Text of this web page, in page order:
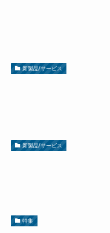
新製品/サービス
新製品/サービス
特集